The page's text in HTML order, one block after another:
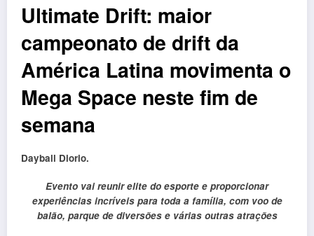
Ultimate Drift: maior
campeonato de drift da
América Latina movimenta o
Mega Space neste fim de
semana
Dayball Diorio.
Evento vai reunir elite do esporte e proporcionar
experiências incríveis para toda a família, com voo de
balão, parque de diversões e várias outras atrações